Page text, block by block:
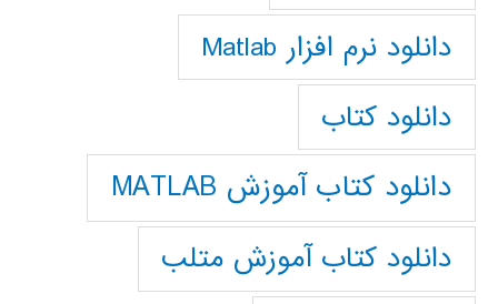
دانلود نرم افزار Matlab
دانلود کتاب
دانلود کتاب آموزش MATLAB
دانلود کتاب آموزش متلب